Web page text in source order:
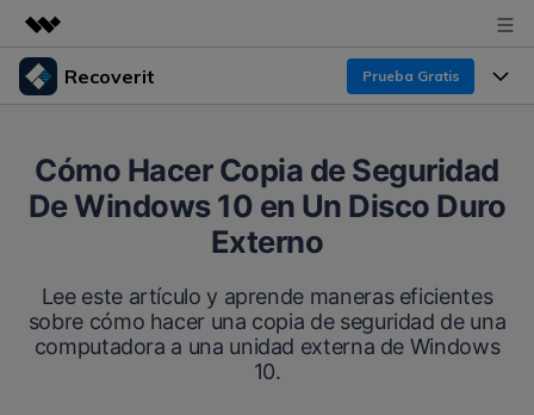
Productos destacados
Utilidades
Empresas
Resumen
Sala de prensa
Recoverit Prueba Gratis
Recoverit para Windows
Pruébalo Gratis
Funciones
Recuperar Medios Borrados
Soluciones de Recuperación Exclusivas
Recursos
Por qué Recoverit
Cómo Hacer Copia de Seguridad
De Windows 10 en Un Disco Duro
Externo
Lee este artículo y aprende maneras eficientes
sobre cómo hacer una copia de seguridad de una
computadora a una unidad externa de Windows
10.